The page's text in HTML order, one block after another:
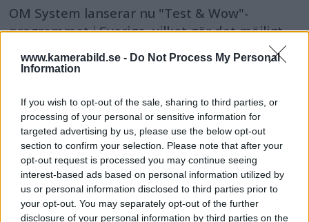
www.kamerabild.se - Do Not Process My Personal
Information
If you wish to opt-out of the sale, sharing to third parties, or
processing of your personal or sensitive information for
targeted advertising by us, please use the below opt-out
section to confirm your selection. Please note that after your
opt-out request is processed you may continue seeing
interest-based ads based on personal information utilized by
us or personal information disclosed to third parties prior to
your opt-out. You may separately opt-out of the further
disclosure of your personal information by third parties on the
OM System lanserar nu "Test & Wow"-
programmet i Sverige, vilket gör det möjligt
att låna hem kameror och objektiv under fem
dagar för att se hur utrustningen passar dina
MEST LÄST JUST NU
DJI Osmo Pocket 4P